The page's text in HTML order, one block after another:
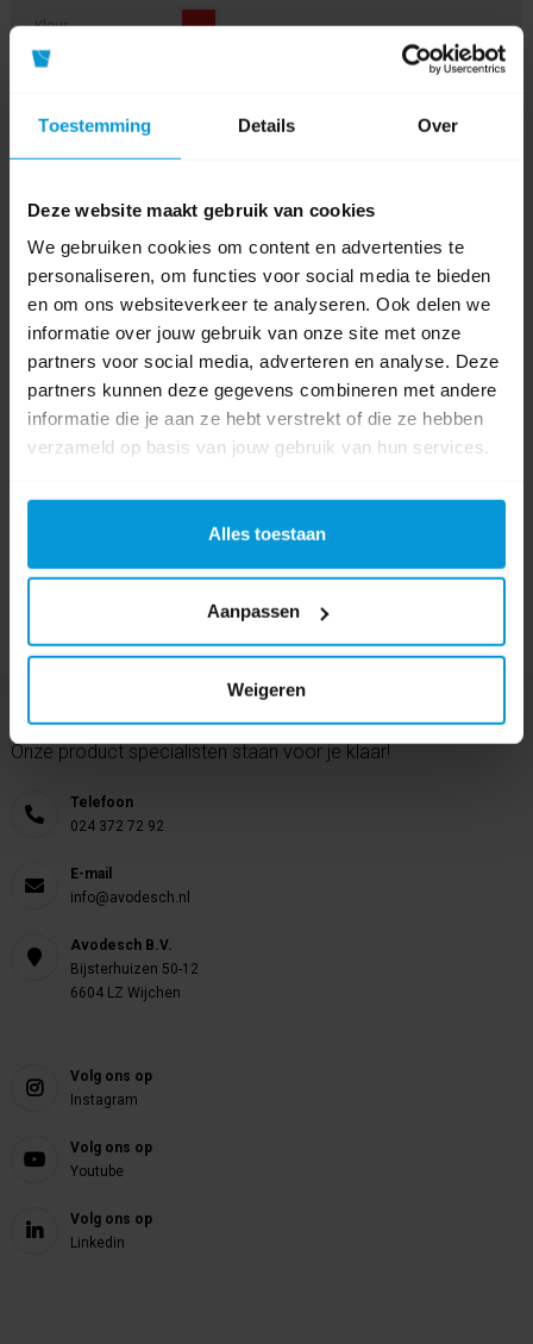
Toestemming Details Over
Deze website maakt gebruik van cookies
We gebruiken cookies om content en advertenties te
personaliseren, om functies voor social media te bieden
en om ons websiteverkeer te analyseren. Ook delen we
informatie over jouw gebruik van onze site met onze
partners voor social media, adverteren en analyse. Deze
partners kunnen deze gegevens combineren met andere
informatie die je aan ze hebt verstrekt of die ze hebben
verzameld op basis van jouw gebruik van hun services.
Alles toestaan
Aanpassen
Weigeren
Kleur
Bestanden
Logistiek informatieblad
0 beoordeling(en)
Schrijf als eerste voor dit product een beoordeling
Nog vragen?
Onze product specialisten staan voor je klaar!
Telefoon
024 372 72 92
E-mail
info@avodesch.nl
Avodesch B.V.
Bijsterhuizen 50-12
6604 LZ Wijchen
Volg ons op
Instagram
Volg ons op
Youtube
Volg ons op
Linkedin